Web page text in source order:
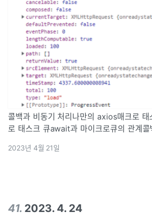
콜백과 비동기 처리나만의 axios매크로
로 태스크 큐await과 마이크로큐의 관계콜
들어가는 \*\*function(){}\*\*를 callback
2023년 4월 21일
41. 2023. 4. 24